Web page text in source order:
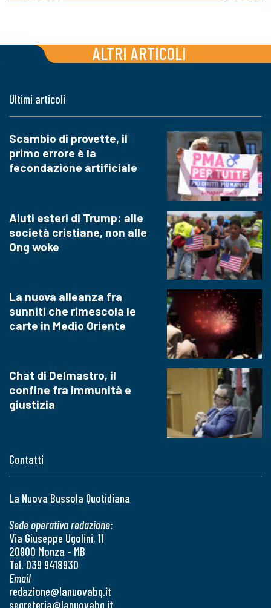
ALTRI ARTICOLI
Contatti
La Nuova Bussola Quotidiana
Sede operativa redazione:
Via Giuseppe Ugolini, 11
20900 Monza - MB
Tel. 039 9418930
Email
redazione@lanuovabq.it
segreteria@lanuovabq.it
Ultimi articoli
Scambio di provette, il
primo errore è la
fecondazione artificiale
Aiuti esteri di Trump: alle
società cristiane, non alle
Ong woke
La nuova alleanza fra
sunniti che rimescola le
carte in Medio Oriente
Chat di Delmastro, il
confine fra immunità e
giustizia